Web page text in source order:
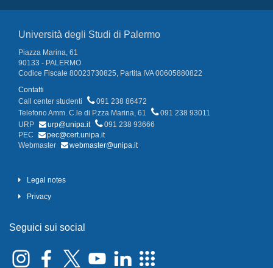
Università degli Studi di Palermo
Piazza Marina, 61
90133 - PALERMO
Codice Fiscale 80023730825, Partita IVA 00605880822
Contatti
Call center studenti
091 238 86472
Telefono Amm. C.le di P.zza Marina, 61
091 238 93011
URP
urp@unipa.it
091 238 93666
PEC
pec@cert.unipa.it
Webmaster
webmaster@unipa.it
Legal notes
Privacy
Seguici sui social